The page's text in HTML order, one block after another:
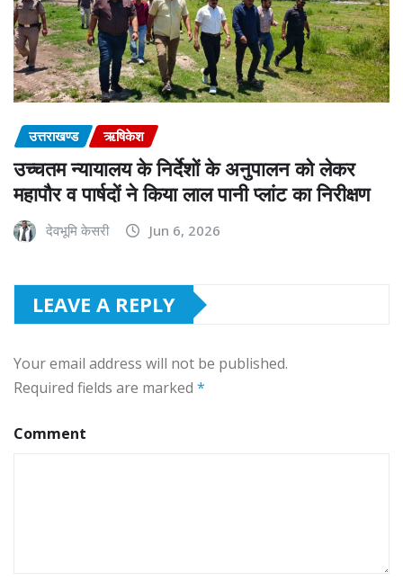
उत्तराखण्ड ऋषिकेश
उच्चतम न्यायालय के निर्देशों के अनुपालन को लेकर
महापौर व पार्षदों ने किया लाल पानी प्लांट का निरीक्षण
देवभूमि केसरी Jun 6, 2026
LEAVE A REPLY
Your email address will not be published.
Required fields are marked *
Comment